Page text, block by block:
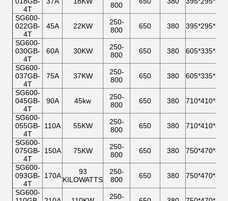
4T
800
SG600-
022GB-
4T
45A 22KW
250-
800
650 380 395*295*275
SG600-
030GB-
4T
60A 30KW
250-
800
650 380 605*335*305
SG600-
037GB-
4T
75A 37KW
250-
800
650 380 605*335*305
SG600-
045GB-
4T
90A 45kw
250-
800
650 380 710*410*480
SG600-
055GB-
4T
110A 55KW
250-
800
650 380 710*410*480
SG600-
075GB-
4T
150A 75KW
250-
800
650 380 750*470*480
SG600-
093GB-
4T
170A
93
KILOWATTS
250-
800
650 380 750*470*480
SG600-
250-